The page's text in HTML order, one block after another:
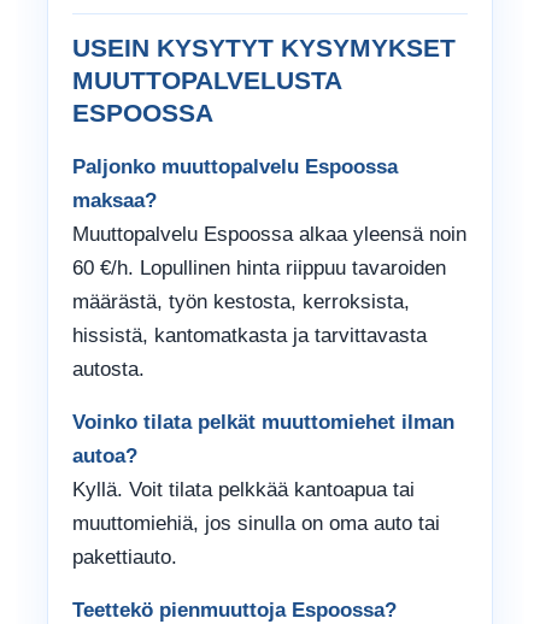
USEIN KYSYTYT KYSYMYKSET
MUUTTOPALVELUSTA
ESPOOSSA
Paljonko muuttopalvelu Espoossa
maksaa?
Muuttopalvelu Espoossa alkaa yleensä noin
60 €/h. Lopullinen hinta riippuu tavaroiden
määrästä, työn kestosta, kerroksista,
hissistä, kantomatkasta ja tarvittavasta
autosta.
Voinko tilata pelkät muuttomiehet ilman
autoa?
Kyllä. Voit tilata pelkkää kantoapua tai
muuttomiehiä, jos sinulla on oma auto tai
pakettiauto.
Teettekö pienmuuttoja Espoossa?